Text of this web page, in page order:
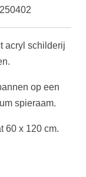
acryl schilderij
op een
spieraam.
60 x 120 cm.